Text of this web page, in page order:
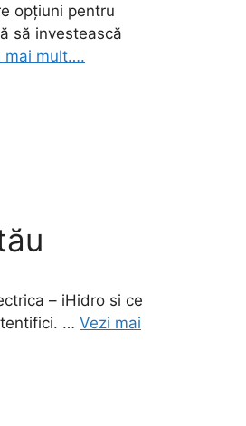
opțiuni pentru
să investească
mai mult….
– iHidro si ce
… Vezi mai